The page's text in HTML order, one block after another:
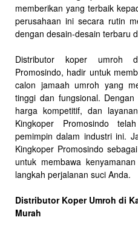
memberikan yang terbaik
perusahaan ini secara rutin
dengan desain-desain terbaru
Distributor koper umroh
Promosindo, hadir untuk
calon jamaah umroh yang
tinggi dan fungsional.
harga kompetitif, dan
Kingkoper Promosindo
pemimpin dalam industri ini.
Kingkoper Promosindo
untuk membawa
langkah perjalanan suci Anda.
Distributor Koper Umroh di
Murah